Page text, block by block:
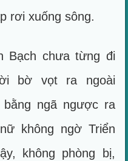
rơi xuống sông.
Bạch chưa từng đi
bờ vọt ra ngoài
ngã ngược ra
không ngờ Triển
không phòng bị,